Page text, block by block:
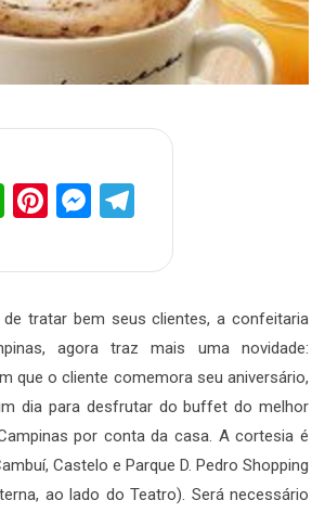
WhatsApp
Pinterest
Messenger
de tratar bem seus clientes, a confeitaria
agora traz mais uma novidade:
que o cliente comemora seu aniversário,
dia para desfrutar do buffet do melhor
por conta da casa. A cortesia é
Castelo e Parque D. Pedro Shopping
ao lado do Teatro). Será necessário